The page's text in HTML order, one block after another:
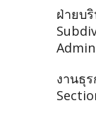
ฝ่ายบ
งานธุ